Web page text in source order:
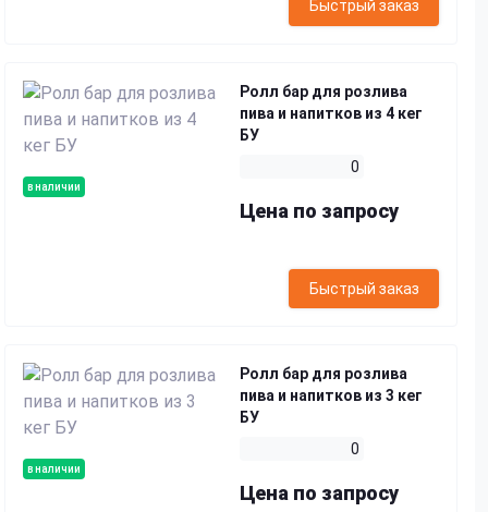
Быстрый заказ
в наличии
Ролл бар для розлива
пива и напитков из 4 кег
БУ
0
Цена по запросу
Быстрый заказ
в наличии
Ролл бар для розлива
пива и напитков из 3 кег
БУ
0
Цена по запросу